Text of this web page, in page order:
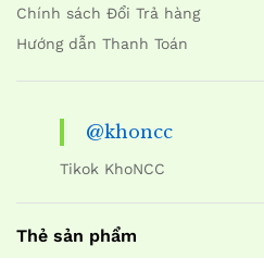
Chính sách Đổi Trả hàng
Hướng dẫn Thanh Toán
@khoncc
Tikok KhoNCC
Thẻ sản phẩm